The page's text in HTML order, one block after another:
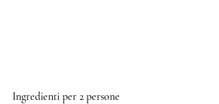
Ingredienti per 2 persone